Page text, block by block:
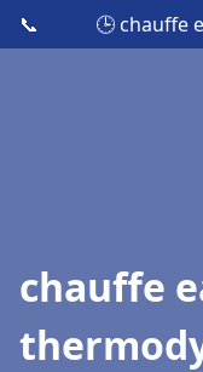
📞 🕒 chauffe
chauffe